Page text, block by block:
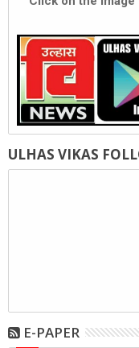
ULHAS VIKAS
E-PAPER